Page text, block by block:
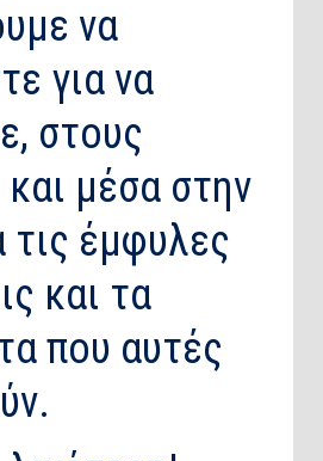
να
για να
στους
μέσα στην
τις έμφυλες
και τα
που αυτές